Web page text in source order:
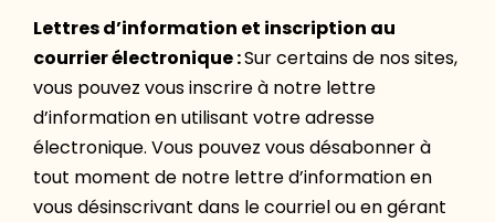
Lettres d’information et inscription au
courrier électronique :Sur certains de nos sites,
vous pouvez vous inscrire à notre lettre
d’information en utilisant votre adresse
électronique. Vous pouvez vous désabonner à
tout moment de notre lettre d’information en
vous désinscrivant dans le courriel ou en gérant